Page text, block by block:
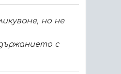
но не
с